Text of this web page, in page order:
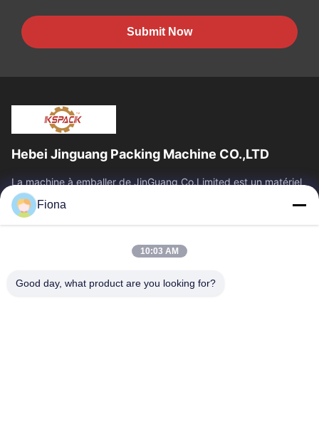
Submit Now
Hebei Jinguang Packing Machine CO.,LTD
La machine à emballer de JinGuang Co.Limited est un matériel
d'impression ondulé professionnel de carton et des machines
relatives pour la...
Liens Rapides
Produits
Au Sujet De Nous
Visite D'usine
Fiona
10:03 AM
Good day, what product are you looking for?